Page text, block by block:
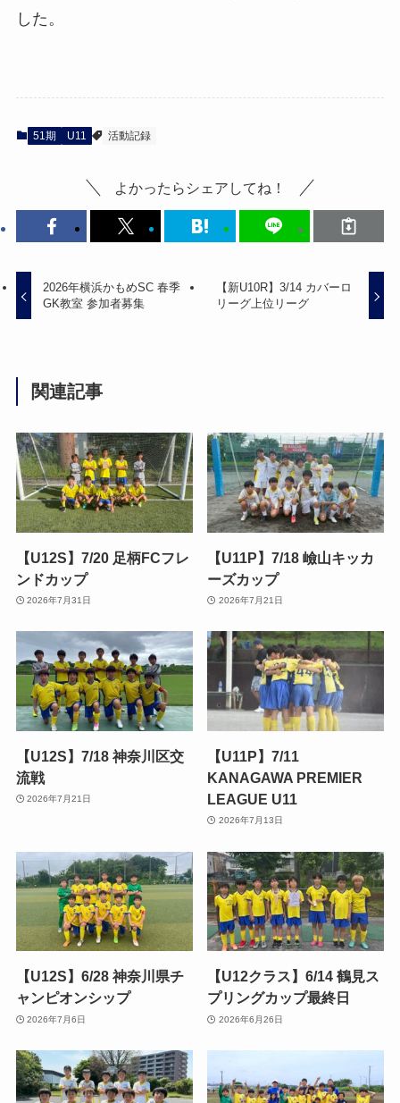
した。
51期 U11 活動記録
よかったらシェアしてね！
2026年横浜かもめSC 春季
GK教室 参加者募集
【新U10R】3/14 カバーロ
リーグ上位リーグ
関連記事
【U12S】7/20 足柄FCフレ
ンドカップ
2026年7月31日
【U11P】7/18 嶮山キッカ
ーズカップ
2026年7月21日
【U12S】7/18 神奈川区交
流戦
2026年7月21日
【U11P】7/11
KANAGAWA PREMIER
LEAGUE U11
2026年7月13日
【U12S】6/28 神奈川県チ
ャンピオンシップ
2026年7月6日
【U12クラス】6/14 鶴見ス
プリングカップ最終日
2026年6月26日